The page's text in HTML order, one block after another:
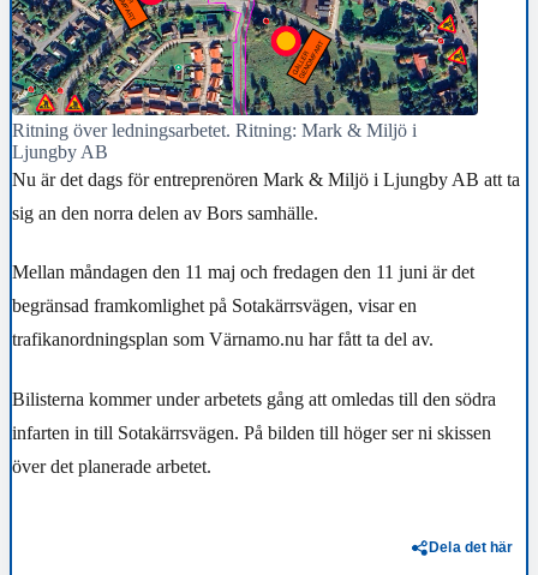
Ritning över ledningsarbetet. Ritning: Mark & Miljö i
Ljungby AB
Nu är det dags för entreprenören Mark & Miljö i Ljungby AB att ta
sig an den norra delen av Bors samhälle.
Mellan måndagen den 11 maj och fredagen den 11 juni är det
begränsad framkomlighet på Sotakärrsvägen, visar en
trafikanordningsplan som Värnamo.nu har fått ta del av.
Bilisterna kommer under arbetets gång att omledas till den södra
infarten in till Sotakärrsvägen. På bilden till höger ser ni skissen
över det planerade arbetet.
Dela det här